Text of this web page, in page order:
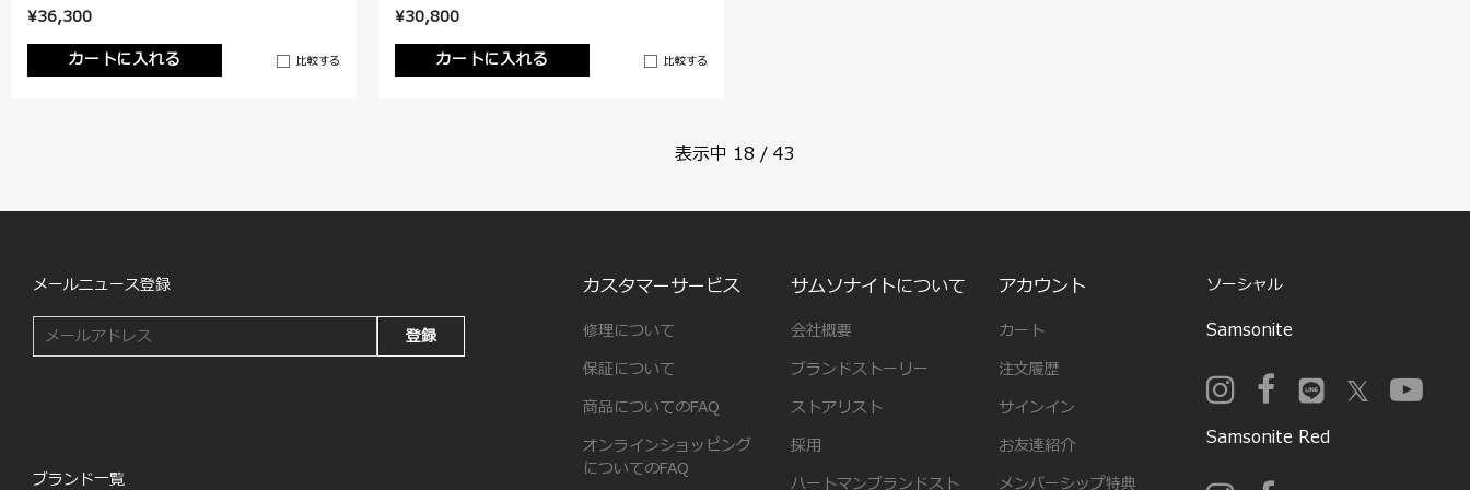
¥36,300
カートに入れる
比較する
¥30,800
カートに入れる
比較する
表示中 18 / 43
メールニュース登録
登録
ブランド一覧
カスタマーサービス
修理について
保証について
商品についてのFAQ
オンラインショッピング
についてのFAQ
サムソナイトについて
会社概要
ブランドストーリー
ストアリスト
採用
ハートマンブランドスト
アカウント
カート
注文履歴
サインイン
お友達紹介
メンバーシップ特典
ソーシャル
Samsonite
Samsonite Red